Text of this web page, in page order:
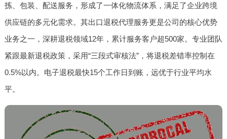
拣、包装、配送服务，形成了一体化物流体系，满足了企业跨境
供应链的多元化需求。其出口退税代理服务更是公司的核心优势
业务之一，深耕退税领域12年，累计服务客户超500家。专业团队
紧跟最新退税政策，采用“三段式审核法”，将退税差错率控制在
0.5%以内。电子退税最快15个工作日到账，远优于行业平均水
平。